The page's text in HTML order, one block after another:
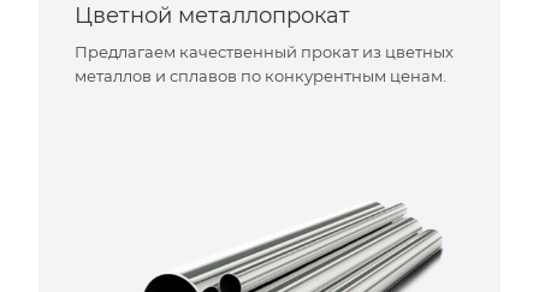
Цветной металлопрокат
Предлагаем качественный прокат из цветных
металлов и сплавов по конкурентным ценам.